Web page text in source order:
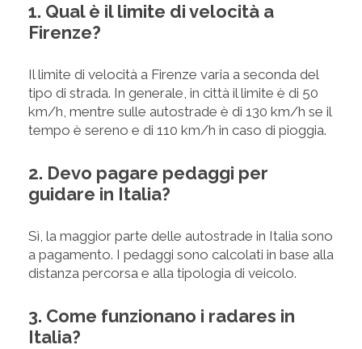
1. Qual è il limite di velocità a
Firenze?
Il limite di velocità a Firenze varia a seconda del
tipo di strada. In generale, in città il limite è di 50
km/h, mentre sulle autostrade è di 130 km/h se il
tempo è sereno e di 110 km/h in caso di pioggia.
2. Devo pagare pedaggi per
guidare in Italia?
Sì, la maggior parte delle autostrade in Italia sono
a pagamento. I pedaggi sono calcolati in base alla
distanza percorsa e alla tipologia di veicolo.
3. Come funzionano i radares in
Italia?